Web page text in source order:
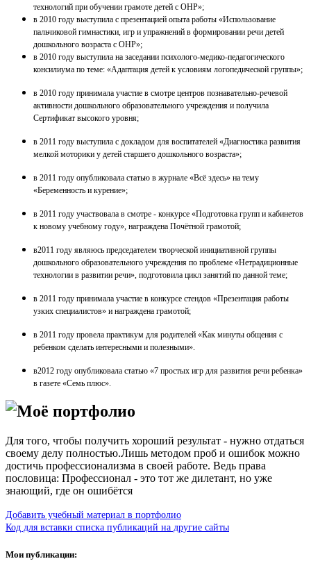
технологий при обучении грамоте детей с ОНР»;
в 2010 году выступила с презентацией опыта работы «Использование
пальчиковой гимнастики, игр и упражнений в формировании речи детей
дошкольного возраста с ОНР»;
в 2010 году выступила на заседании психолого-медико-педагогического
консилиума по теме: «Адаптация детей к условиям логопедической группы»;
в 2010 году принимала участие в смотре центров познавательно-речевой
активности дошкольного образовательного учреждения и получила
Сертификат высокого уровня;
в 2011 году выступила с докладом для воспитателей «Диагностика развития
мелкой моторики у детей старшего дошкольного возраста»;
в 2011 году опубликовала статью в журнале «Всё здесь» на тему
«Беременность и курение»;
в 2011 году участвовала в смотре - конкурсе «Подготовка групп и кабинетов
к новому учебному году», награждена Почётной грамотой;
в2011 году являюсь председателем творческой инициативной группы
дошкольного образовательного учреждения по проблеме «Нетрадиционные
технологии в развитии речи», подготовила цикл занятий по данной теме;
в 2011 году принимала участие в конкурсе стендов «Презентация работы
узких специалистов» и награждена грамотой;
в 2011 году провела практикум для родителей «Как минуты общения с
ребенком сделать интересными и полезными».
в2012 году опубликовала статью «7 простых игр для развития речи ребенка»
в газете «Семь плюс».
Моё портфолио
Для того, чтобы получить хороший результат - нужно отдаться
своему делу полностью.Лишь методом проб и ошибок можно
достичь профессионализма в своей работе. Ведь права
пословица: Профессионал - это тот же дилетант, но уже
знающий, где он ошибётся
Добавить учебный материал в портфолио
Код для вставки списка публикаций на другие сайты
Мои публикации: